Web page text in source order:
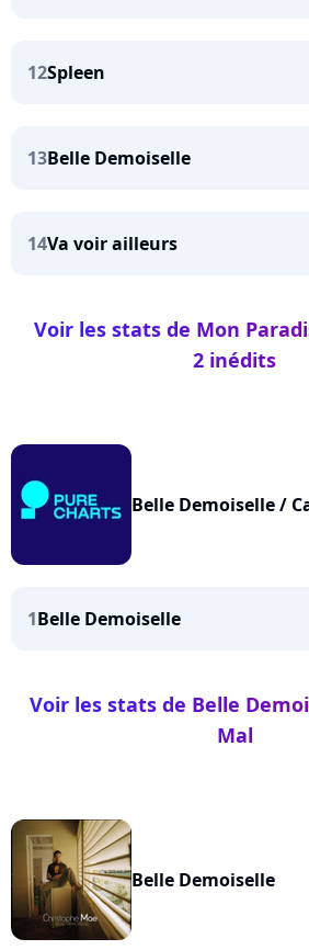
12Spleen
13Belle Demoiselle
14Va voir ailleurs
Voir les stats de Mon
2 inédits
Belle Demoiselle /
1Belle Demoiselle
Voir les stats de Belle
Mal
Belle Demoiselle